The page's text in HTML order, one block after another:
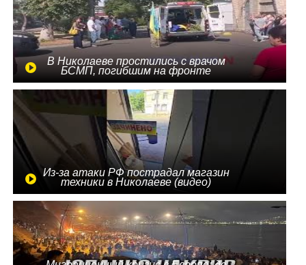
В Николаеве простились с врачом
БСМП, погибшим на фронте
Из-за атаки РФ пострадал магазин
техники в Николаеве (видео)